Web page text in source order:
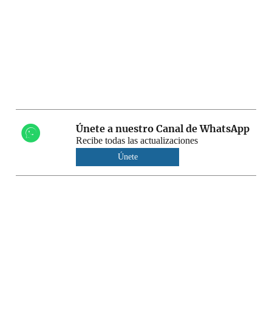
Únete a nuestro Canal de WhatsApp
Recibe todas las actualizaciones
Únete